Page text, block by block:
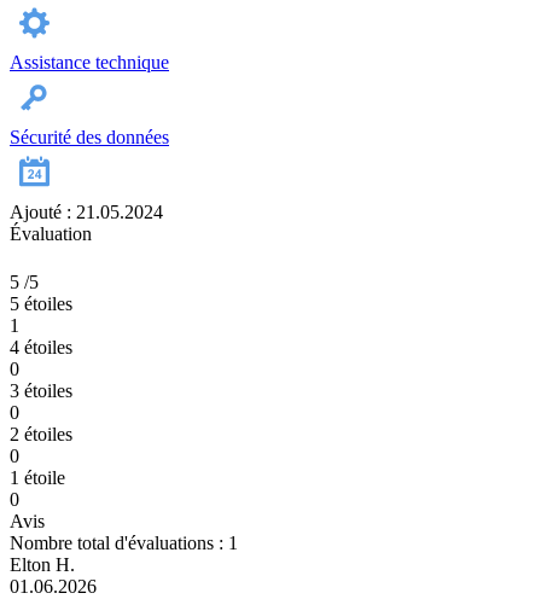
Assistance technique
Sécurité des données
Ajouté : 21.05.2024
Évaluation
5 /5
5 étoiles
1
4 étoiles
0
3 étoiles
0
2 étoiles
0
1 étoile
0
Avis
Nombre total d'évaluations : 1
Elton H.
01.06.2026